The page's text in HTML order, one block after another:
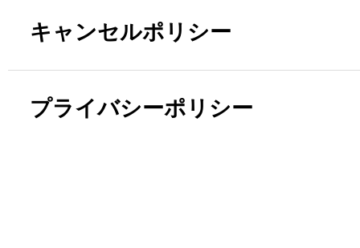
キャンセルポリシー
プライバシーポリシー